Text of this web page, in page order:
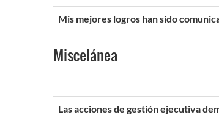
Mis mejores logros han sido
Miscelánea
Las acciones de gestión ejecutiva